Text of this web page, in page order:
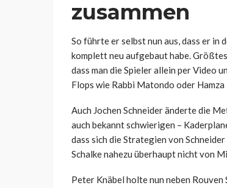
zusammen
So führte er selbst nun aus, dass er in
komplett neu aufgebaut habe.
dass man die Spieler allein per Video
Flops wie Rabbi Matondo oder
Auch Jochen Schneider änderte die
auch bekannt schwierigen –
dass sich die Strategien von
Schalke nahezu überhaupt nicht von
Peter Knäbel holte nun neben